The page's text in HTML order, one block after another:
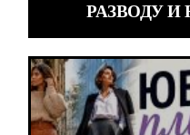
РАЗВОДУ